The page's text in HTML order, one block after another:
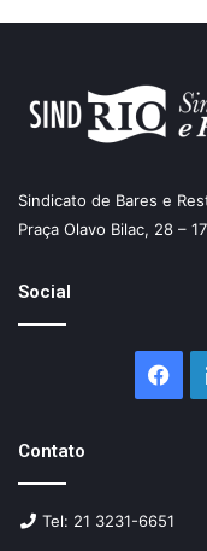
Sindicato de Bares e
Praça Olavo Bilac, 28 –
Social
Contato
Tel: 21 3231-6651